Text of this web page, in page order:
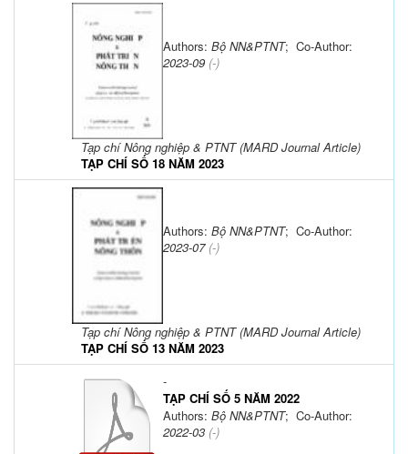
Tạp chí Nông nghiệp & PTNT (MARD Journal Article)
TẠP CHÍ SỐ 18 NĂM 2023
Authors: Bộ NN&PTNT; Co-Author:
2023-09 (-)
Tạp chí Nông nghiệp & PTNT (MARD Journal Article)
TẠP CHÍ SỐ 13 NĂM 2023
Authors: Bộ NN&PTNT; Co-Author:
2023-07(-)
-
TẠP CHÍ SỐ 5 NĂM 2022
Authors: Bộ NN&PTNT; Co-Author:
2022-03 (-)